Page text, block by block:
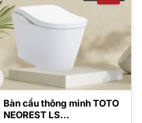
Bàn cầu thông minh TOTO
NEOREST LS